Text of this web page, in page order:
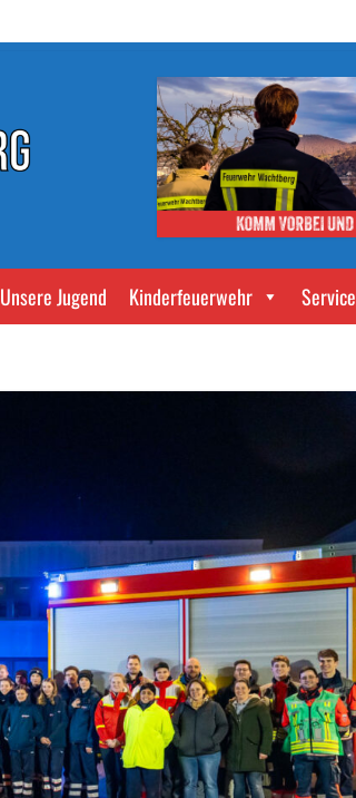
Unsere Jugend Kinderfeuerwehr Service